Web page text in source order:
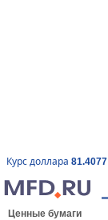
Курс доллара 81.4077
Ценные бумаги